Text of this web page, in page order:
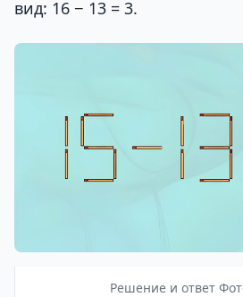
вид: 16 − 13 = 3.
Решение и ответ